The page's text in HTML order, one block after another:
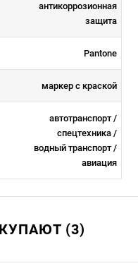
антикоррозионная
защита
Pantone
маркер с краской
автотранспорт /
спецтехника /
водный транспорт /
авиация
(3)